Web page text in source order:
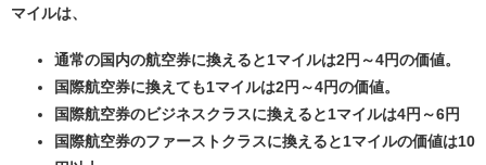
マイルは、
通常の国内の航空券に換えると1マイルは2円～4円の価値。
国際航空券に換えても1マイルは2円～4円の価値。
国際航空券のビジネスクラスに換えると1マイルは4円～6円
国際航空券のファーストクラスに換えると1マイルの価値は10